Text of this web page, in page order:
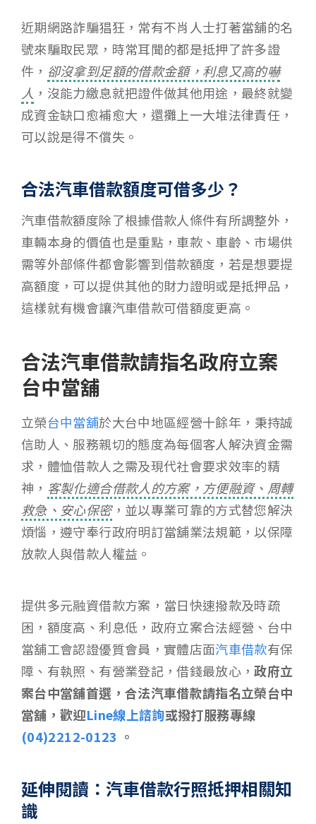
近期網路詐騙猖狂，常有不肖人士打著當舖的名
號來騙取民眾，時常耳聞的都是抵押了許多證
件， 卻沒拿到足額的借款金額，利息又高的嚇
人 ，沒能力繳息就把證件做其他用途，最終就變
成資金缺口愈補愈大，還攤上一大堆法律責任，
可以說是得不償失。
合法汽車借款額度可借多少？
汽車借款額度除了根據借款人條件有所調整外，
車輛本身的價值也是重點，車款、車齡、市場供
需等外部條件都會影響到借款額度，若是想要提
高額度，可以提供其他的財力證明或是抵押品，
這樣就有機會讓汽車借款可借額度更高。
合法汽車借款請指名政府立案
台中當舖
立榮台中當舖於大台中地區經營十餘年，秉持誠
信助人、服務親切的態度為每個客人解決資金需
求，體恤借款人之需及現代社會要求效率的精
神， 客製化適合借款人的方案，方便融資、周轉
救急、安心保密，並以專業可靠的方式替您解決
煩惱，遵守奉行政府明訂當舖業法規範，以保障
放款人與借款人權益。
提供多元融資借款方案，當日快速撥款及時疏
困，額度高、利息低，政府立案合法經營、台中
當舖工會認證優質會員，實體店面汽車借款有保
障、有執照、有營業登記，借錢最放心，政府立
案台中當舖首選，合法汽車借款請指名立榮台中
當舖，歡迎Line線上諮詢或撥打服務專線
(04)2212-0123 。
延伸閱讀：汽車借款行照抵押相關知
識